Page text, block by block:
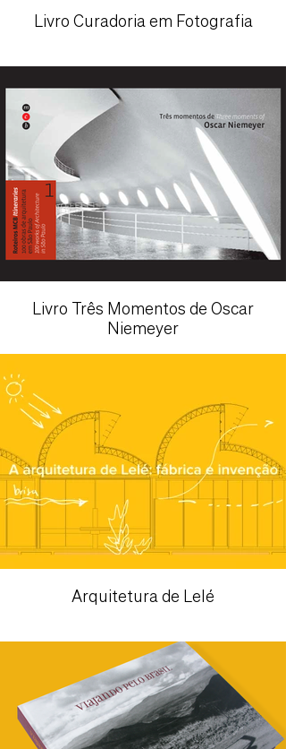
Livro Curadoria em Fotografia
Livro Três Momentos de Oscar
Niemeyer
Arquitetura de Lelé